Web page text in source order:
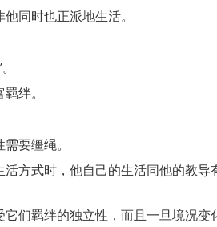
同时也正派地生活。
绊。
要缰绳。
方式时，他自己的生活同他的教导
们羁绊的独立性，而且一旦境况变